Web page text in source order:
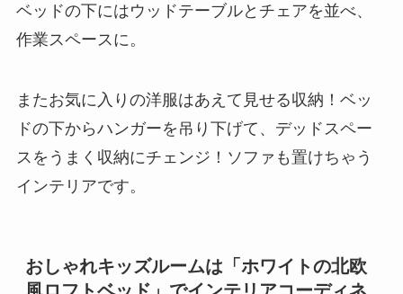
ベッドの下にはウッドテーブルとチェアを並べ、
作業スペースに。
またお気に入りの洋服はあえて見せる収納！ベッ
ドの下からハンガーを吊り下げて、デッドスペー
スをうまく収納にチェンジ！ソファも置けちゃう
インテリアです。
おしゃれキッズルームは「ホワイトの北欧
風ロフトベッド」でインテリアコーディネ